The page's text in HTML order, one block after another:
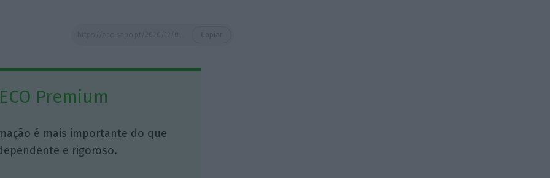
Premium
é mais importante do que
e rigoroso.